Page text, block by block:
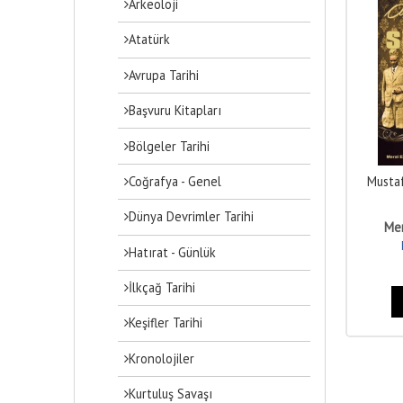
Arkeoloji
Atatürk
Avrupa Tarihi
Başvuru Kitapları
Bölgeler Tarihi
Coğrafya - Genel
Dünya Devrimler Tarihi
Hatırat - Günlük
İlkçağ Tarihi
Keşifler Tarihi
Kronolojiler
Kurtuluş Savaşı